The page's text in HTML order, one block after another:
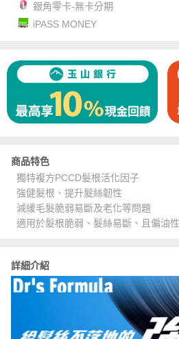
銀角零卡-無卡分期
iPASS MONEY
商品特色
獨特複方PCCD髮根活化因子
強健髮根、提升髮絲韌性
減緩毛髮脆弱易斷及老化等問題
適用於髮根脆弱、髮絲易斷、且偏油
詳細介紹